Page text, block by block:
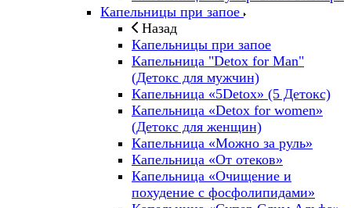
Капельницы при запое
Назад
Капельницы при запое
Капельница "Detox for Man"
(Детокс для мужчин)
Капельница «5Detox» (5 Детокс)
Капельница «Detox for women»
(Детокс для женщин)
Капельница «Можно за руль»
Капельница «От отеков»
Капельница «Очищение и
похудение с фосфолипидами»